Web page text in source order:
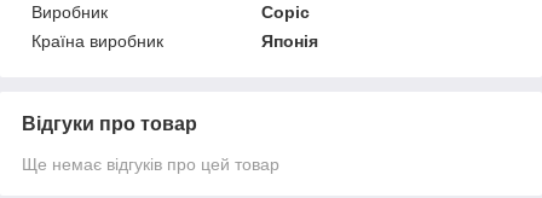
Виробник
Copic
Країна виробник
Японія
Відгуки про товар
Ще немає відгуків про цей товар